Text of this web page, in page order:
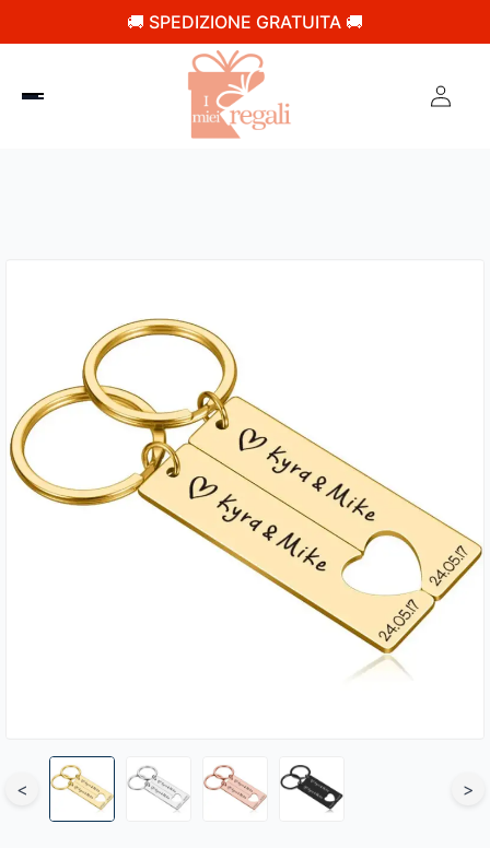
🚚 SPEDIZIONE GRATUITA 🚚
< >